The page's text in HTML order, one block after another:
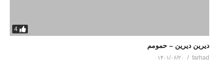
4
دیرین دیرین – حمومم
farhad ۱۴۰۱/۰۶/۲۰